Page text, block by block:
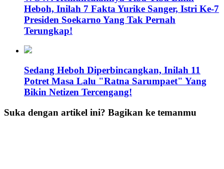
Heboh, Inilah 7 Fakta Yurike Sanger, Istri Ke-7
Presiden Soekarno Yang Tak Pernah
Terungkap!
Sedang Heboh Diperbincangkan, Inilah 11
Potret Masa Lalu "Ratna Sarumpaet" Yang
Bikin Netizen Tercengang!
Suka dengan artikel ini? Bagikan ke temanmu